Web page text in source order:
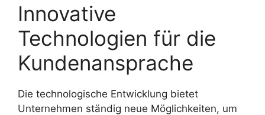
Innovative
Technologien für die
Kundenansprache
Die technologische Entwicklung bietet
Unternehmen ständig neue Möglichkeiten, um